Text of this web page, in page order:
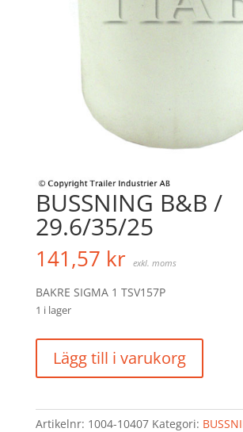
BUSSNING B&B /
29.6/35/25
141,57 kr exkl. moms
BAKRE SIGMA 1 TSV157P
1 i lager
B&B
/
mängd
Lägg till i varukorg
Artikelnr: 1004-10407 Kategori: